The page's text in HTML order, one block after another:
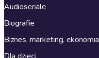
Audioseriale
Biografie
Biznes, marketing, ekonomia